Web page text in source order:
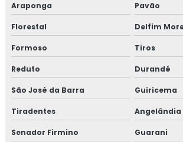
Araponga Pavão
Florestal Delfim
Formoso Tiros
Reduto Durandé
São José da Barra Guiricema
Tiradentes Angelândia
Senador Firmino Guarani